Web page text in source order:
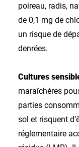
poireau, radis,
de 0,1 mg de
un risque de
denrées.
Cultures
maraîchères
parties
sol et risquent
réglementaire